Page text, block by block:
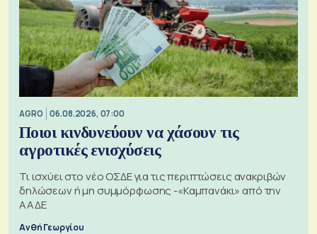
AGRO 06.08.2026, 07:00
Ποιοι κινδυνεύουν να χάσουν τις
αγροτικές ενισχύσεις
Τι ισχύει στο νέο ΟΣΔΕ για τις περιπτώσεις ανακριβών
δηλώσεων ή μη συμμόρφωσης -«Καμπανάκι» από την
ΑΑΔΕ
Ανθή Γεωργίου